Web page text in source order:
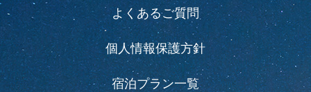
よくあるご質問
個人情報保護方針
宿泊プラン一覧